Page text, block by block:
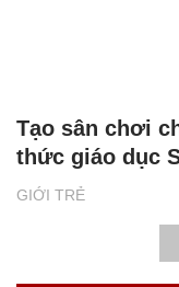
GIỚI TRẺ
Tạo sân chơi
thức giáo dục